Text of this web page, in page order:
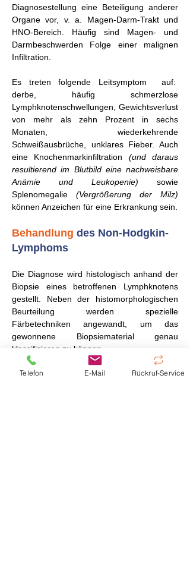
Diagnosestellung eine Beteiligung anderer
Organe vor, v. a. Magen-Darm-Trakt und
HNO-Bereich. Häufig sind Magen- und
Darmbeschwerden Folge einer malignen
Infiltration.
Es treten folgende Leitsymptom auf:
derbe, häufig schmerzlose
Lymphknotenschwellungen, Gewichtsverlust
von mehr als zehn Prozent in sechs
Monaten, wiederkehrende
Schweißausbrüche, unklares Fieber. Auch
eine Knochenmarkinfiltration (und daraus
resultierend im Blutbild eine nachweisbare
Anämie und Leukopenie) sowie
Splenomegalie (Vergrößerung der Milz)
können Anzeichen für eine Erkrankung sein.
Behandlung des Non-Hodgkin-
Lymphoms
Die Diagnose wird histologisch anhand der
Biopsie eines betroffenen Lymphknotens
gestellt. Neben der histomorphologischen
Beurteilung werden spezielle
Färbetechniken angewandt, um das
gewonnene Biopsiematerial genau
klassifizieren zu können.
Zudem gehören Röntgen-Thorax,
Sonographie des Bauchraums,
Telefon E-Mail Rückruf-Service